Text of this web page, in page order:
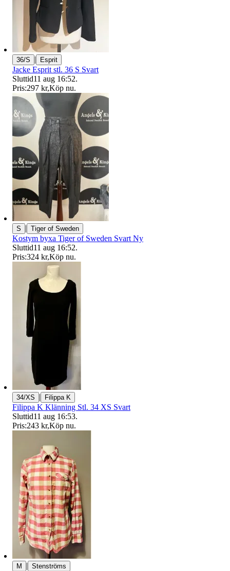
36/S | Esprit
Jacke Esprit stl. 36 S Svart
Sluttid11 aug 16:52.
Pris:297 kr,Köp nu.
S | Tiger of Sweden
Kostym byxa Tiger of Sweden Svart Ny
Sluttid11 aug 16:52.
Pris:324 kr,Köp nu.
34/XS | Filippa K
Filippa K Klänning Stl. 34 XS Svart
Sluttid11 aug 16:53.
Pris:243 kr,Köp nu.
M | Stenströms